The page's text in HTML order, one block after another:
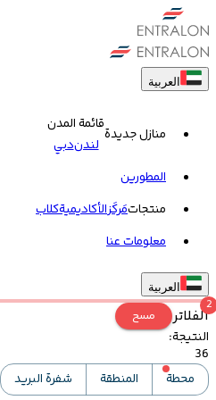
العربية
منازل جديدة
قائمة المدن
لندندبي
المطورين
منتجاتمَركَزالأكاديميةکلاب
معلومات عنا
العربية
الفلاتر
2
مسح
النتيجة:
36
محطة
المنطقة شفرة البريد